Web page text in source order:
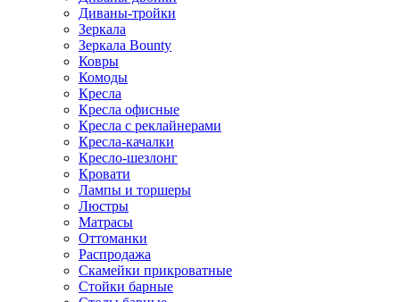
Диваны-тройки
Зеркала
Зеркала Bounty
Ковры
Комоды
Кресла
Кресла офисные
Кресла с реклайнерами
Кресла-качалки
Кресло-шезлонг
Кровати
Лампы и торшеры
Люстры
Матрасы
Оттоманки
Распродажа
Скамейки прикроватные
Стойки барные